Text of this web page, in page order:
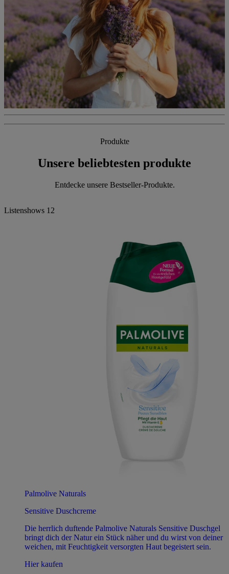
Produkte
Unsere beliebtesten produkte
Entdecke unsere Bestseller-Produkte.
Listenshows 12
Palmolive Naturals
Sensitive Duschcreme
Die herrlich duftende Palmolive Naturals Sensitive Duschgel
bringt dich der Natur ein Stück näher und du wirst von deiner
weichen, mit Feuchtigkeit versorgten Haut begeistert sein.
Hier kaufen